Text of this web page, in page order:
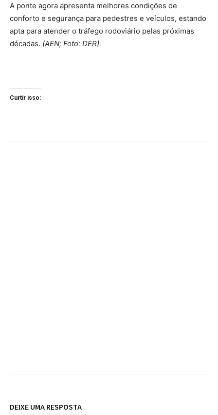
A ponte agora apresenta melhores condições de
conforto e segurança para pedestres e veículos, estando
apta para atender o tráfego rodoviário pelas próximas
décadas. (AEN; Foto: DER).
Curtir isso:
DEIXE UMA RESPOSTA